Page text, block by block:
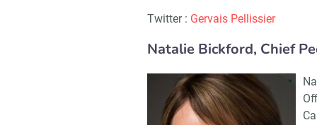
Twitter : Gervais Pellissier
Natalie Bickford, Chief